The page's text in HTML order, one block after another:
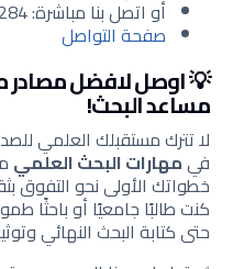
أو اتصل بنا مباشرة: 0580002284
صفحة التواصل
💡 اوصل لافضل مصادر
مساعد البحث!
لا تترك مستقبلك العلمي
في مهارات البحث العلمي
خطواتك الأولى نحو التفوق
كنت طالبًا جامعيًا أو باحثًا
حتى كتابة البحث النهائي